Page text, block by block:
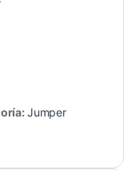
Jumper